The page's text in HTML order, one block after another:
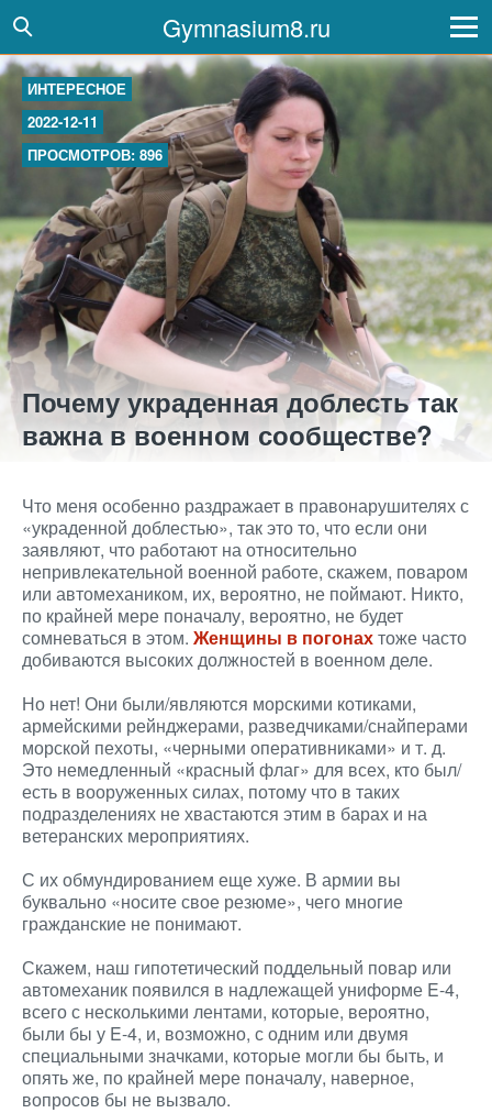
Gymnasium8.ru
ИНТЕРЕСНОЕ
2022-12-11
ПРОСМОТРОВ: 896
Почему украденная доблесть так
важна в военном сообществе?
Что меня особенно раздражает в правонарушителях с
«украденной доблестью», так это то, что если они
заявляют, что работают на относительно
непривлекательной военной работе, скажем, поваром
или автомехаником, их, вероятно, не поймают. Никто,
по крайней мере поначалу, вероятно, не будет
сомневаться в этом. Женщины в погонахтоже часто
добиваются высоких должностей в военном деле.
Но нет! Они были/являются морскими котиками,
армейскими рейнджерами, разведчиками/снайперами
морской пехоты, «черными оперативниками» и т. д.
Это немедленный «красный флаг» для всех, кто был/
есть в вооруженных силах, потому что в таких
подразделениях не хвастаются этим в барах и на
ветеранских мероприятиях.
С их обмундированием еще хуже. В армии вы
буквально «носите свое резюме», чего многие
гражданские не понимают.
Скажем, наш гипотетический поддельный повар или
автомеханик появился в надлежащей униформе E-4,
всего с несколькими лентами, которые, вероятно,
были бы у E-4, и, возможно, с одним или двумя
специальными значками, которые могли бы быть, и
опять же, по крайней мере поначалу, наверное,
вопросов бы не вызвало.